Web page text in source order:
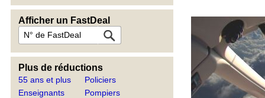
Afficher un FastDeal
Plus de réductions
55 ans et plus
Enseignants
Policiers
Pompiers